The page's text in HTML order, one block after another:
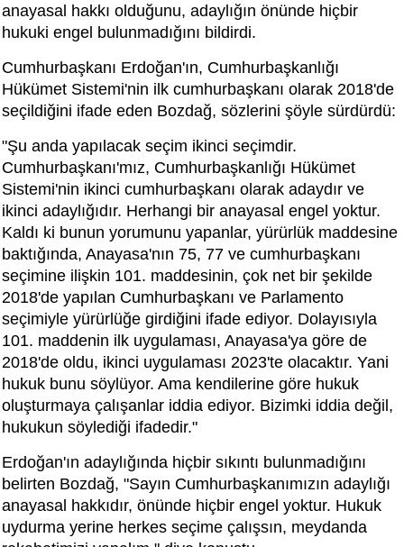
anayasal hakkı olduğunu, adaylığın önünde hiçbir
hukuki engel bulunmadığını bildirdi.
Cumhurbaşkanı Erdoğan'ın, Cumhurbaşkanlığı
Hükümet Sistemi'nin ilk cumhurbaşkanı olarak 2018'de
seçildiğini ifade eden Bozdağ, sözlerini şöyle sürdürdü:
"Şu anda yapılacak seçim ikinci seçimdir.
Cumhurbaşkanı'mız, Cumhurbaşkanlığı Hükümet
Sistemi'nin ikinci cumhurbaşkanı olarak adaydır ve
ikinci adaylığıdır. Herhangi bir anayasal engel yoktur.
Kaldı ki bunun yorumunu yapanlar, yürürlük maddesine
baktığında, Anayasa'nın 75, 77 ve cumhurbaşkanı
seçimine ilişkin 101. maddesinin, çok net bir şekilde
2018'de yapılan Cumhurbaşkanı ve Parlamento
seçimiyle yürürlüğe girdiğini ifade ediyor. Dolayısıyla
101. maddenin ilk uygulaması, Anayasa'ya göre de
2018'de oldu, ikinci uygulaması 2023'te olacaktır. Yani
hukuk bunu söylüyor. Ama kendilerine göre hukuk
oluşturmaya çalışanlar iddia ediyor. Bizimki iddia değil,
hukukun söylediği ifadedir."
Erdoğan'ın adaylığında hiçbir sıkıntı bulunmadığını
belirten Bozdağ, "Sayın Cumhurbaşkanımızın adaylığı
anayasal hakkıdır, önünde hiçbir engel yoktur. Hukuk
uydurma yerine herkes seçime çalışsın, meydanda